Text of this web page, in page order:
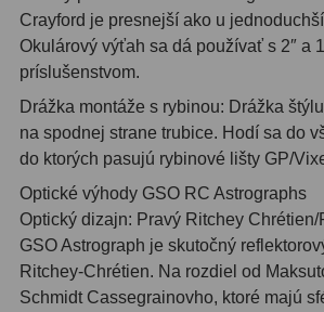
Planetárne kamery19
Deep-Sky kamery28
Guiding kamery 14
T-krúžky 16
Adaptéry projekční11
Adaptéry T239
Adaptéry M4833
Crayford je presnejší ako u
Okulárový výťah sa dá používať s 2″ a
príslušenstvom.
Drážka montáže s rybinou: Drážka
na spodnej strane trubice. Hodí sa do
do ktorých pasujú rybinové lišty GP/
Optické výhody GSO RC Astrographs
Optický dizajn: Pravý Ritchey Chrétien/
GSO Astrograph je skutočný
Ritchey-Chrétien. Na rozdiel od
Schmidt Cassegrainovho, ktoré majú